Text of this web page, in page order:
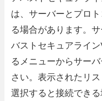
は、サーバーとプロ
る場合があります。
バストセキュアライ
るメニューからサー
さい。表示されたリ
選択すると接続できる